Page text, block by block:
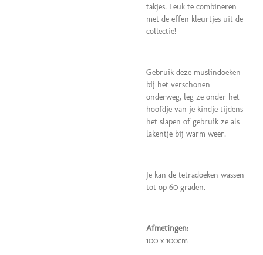
takjes. Leuk te combineren
met de effen kleurtjes uit de
collectie!
Gebruik deze muslindoeken
bij het verschonen
onderweg, leg ze onder het
hoofdje van je kindje tijdens
het slapen of gebruik ze als
lakentje bij warm weer.
Je kan de tetradoeken wassen
tot op 60 graden.
Afmetingen:
100 x 100cm